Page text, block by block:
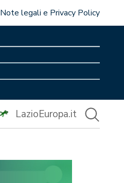
Note legali e Privacy Policy
LazioEuropa.it